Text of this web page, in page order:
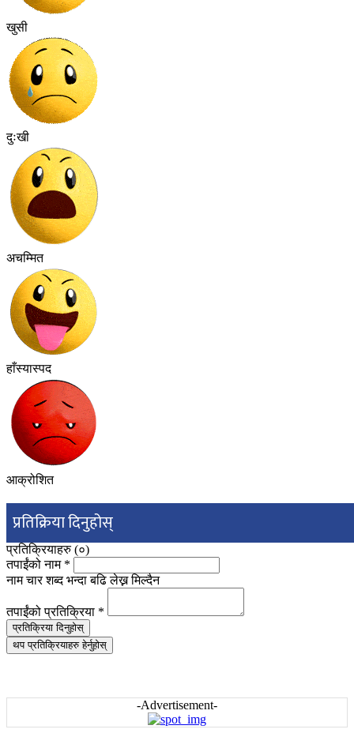
खुसी
दुःखी
अचम्मित
हाँस्यास्पद
आक्रोशित
प्रतिक्रिया दिनुहोस्
प्रतिक्रियाहरु (०)
तपाईंको नाम *
नाम चार शब्द भन्दा बढि लेख्न मिल्दैन
तपाईंको प्रतिक्रिया *
प्रतिक्रिया दिनुहोस्
थप प्रतिक्रियाहरु हेर्नुहोस्
-Advertisement-